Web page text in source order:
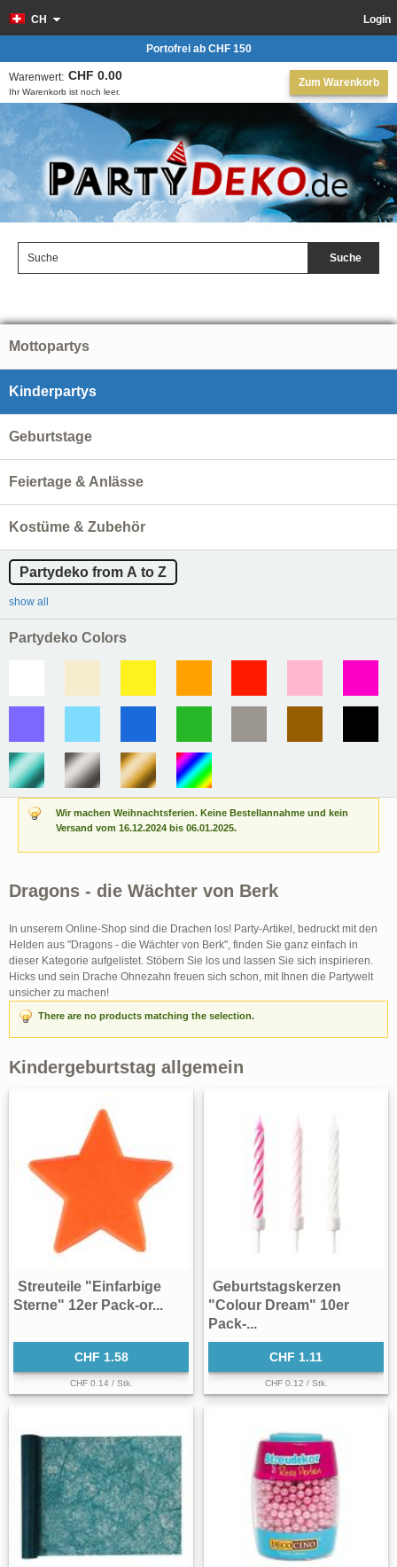
Suche
Login
CH
Zum Warenkorb
Ihr Warenkorb ist noch leer.
Warenwert: CHF 0.00
Portofrei ab CHF 150
Wir machen Weihnachtsferien. Keine Bestellannahme und kein
Versand vom 16.12.2024 bis 06.01.2025.
Dragons - die Wächter von Berk
In unserem Online-Shop sind die Drachen los! Party-Artikel, bedruckt mit den
Helden aus "Dragons - die Wächter von Berk", finden Sie ganz einfach in
dieser Kategorie aufgelistet. Stöbern Sie los und lassen Sie sich inspirieren.
Hicks und sein Drache Ohnezahn freuen sich schon, mit Ihnen die Partywelt
unsicher zu machen!
There are no products matching the selection.
Kindergeburtstag allgemein
Streuteile "Einfarbige
Sterne" 12er Pack-or...
CHF 1.58
CHF 0.14 / Stk.
Geburtstagskerzen
"Colour Dream" 10er
Pack-...
CHF 1.11
CHF 0.12 / Stk.
Mottopartys
Kinderpartys
Geburtstage
Feiertage & Anlässe
Kostüme & Zubehör
Partydeko from A to Z
show all
Partydeko Colors